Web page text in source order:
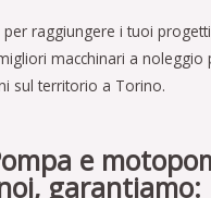
raggiungere i tuoi
macchinari a noleggio
sul territorio a Torino.
e
garantiamo: